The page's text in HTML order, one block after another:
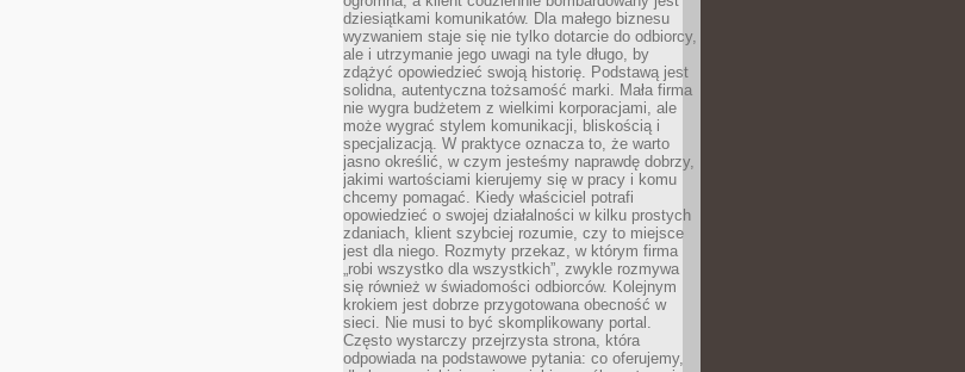
dziesiątkami komunikatów. Dla małego biznesu
wyzwaniem staje się nie tylko dotarcie do odbiorcy,
ale i utrzymanie jego uwagi na tyle długo, by
zdążyć opowiedzieć swoją historię. Podstawą jest
solidna, autentyczna tożsamość marki. Mała firma
nie wygra budżetem z wielkimi korporacjami, ale
może wygrać stylem komunikacji, bliskością i
specjalizacją. W praktyce oznacza to, że warto
jasno określić, w czym jesteśmy naprawdę dobrzy,
jakimi wartościami kierujemy się w pracy i komu
chcemy pomagać. Kiedy właściciel potrafi
opowiedzieć o swojej działalności w kilku prostych
zdaniach, klient szybciej rozumie, czy to miejsce
jest dla niego. Rozmyty przekaz, w którym firma
„robi wszystko dla wszystkich”, zwykle rozmywa
się również w świadomości odbiorców. Kolejnym
krokiem jest dobrze przygotowana obecność w
sieci. Nie musi to być skomplikowany portal.
Często wystarczy przejrzysta strona, która
odpowiada na podstawowe pytania: co oferujemy,